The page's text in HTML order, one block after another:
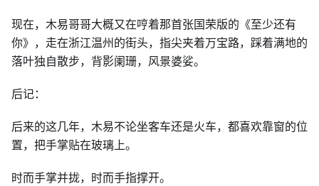
现在，木易哥哥大概又在哼着那首张国荣版的《至少还有
你》，走在浙江温州的街头，指尖夹着万宝路，踩着满地的
落叶独自散步，背影阑珊，风景婆娑。
后记：
后来的这几年，木易不论坐客车还是火车，都喜欢靠窗的位
置，把手掌贴在玻璃上。
时而手掌并拢，时而手指撑开。